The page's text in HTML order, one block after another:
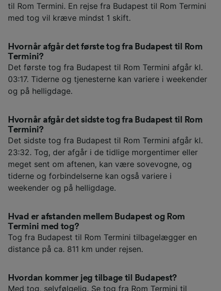
til Rom Termini. En rejse fra Budapest til Rom Termini
med tog vil kræve mindst 1 skift.
Hvornår afgår det første tog fra Budapest til Rom
Termini?
Det første tog fra Budapest til Rom Termini afgår kl.
03:17. Tiderne og tjenesterne kan variere i weekender
og på helligdage.
Hvornår afgår det sidste tog fra Budapest til Rom
Termini?
Det sidste tog fra Budapest til Rom Termini afgår kl.
23:32. Tog, der afgår i de tidlige morgentimer eller
meget sent om aftenen, kan være sovevogne, og
tiderne og forbindelserne kan også variere i
weekender og på helligdage.
Hvad er afstanden mellem Budapest og Rom
Termini med tog?
Tog fra Budapest til Rom Termini tilbagelægger en
distance på ca. 811 km under rejsen.
Hvordan kommer jeg tilbage til Budapest?
Med tog, selvfølgelig. Se tog fra Rom Termini til